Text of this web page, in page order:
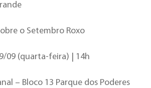
o Setembro Roxo
09 (quarta-feira) | 14h
– Bloco 13 Parque dos Poderes